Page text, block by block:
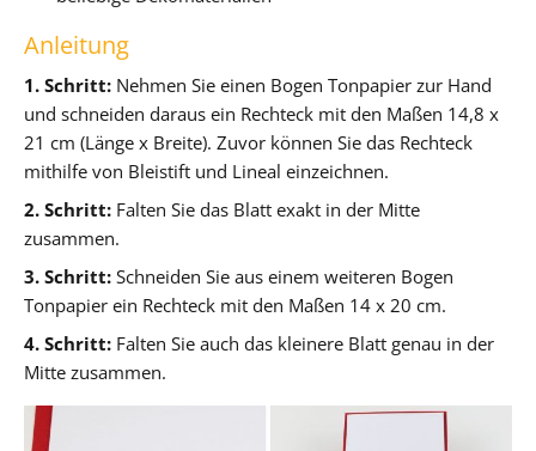
Anleitung
1. Schritt: Nehmen Sie einen Bogen Tonpapier zur Hand
und schneiden daraus ein Rechteck mit den Maßen 14,8 x
21 cm (Länge x Breite). Zuvor können Sie das Rechteck
mithilfe von Bleistift und Lineal einzeichnen.
2. Schritt: Falten Sie das Blatt exakt in der Mitte
zusammen.
3. Schritt: Schneiden Sie aus einem weiteren Bogen
Tonpapier ein Rechteck mit den Maßen 14 x 20 cm.
4. Schritt: Falten Sie auch das kleinere Blatt genau in der
Mitte zusammen.